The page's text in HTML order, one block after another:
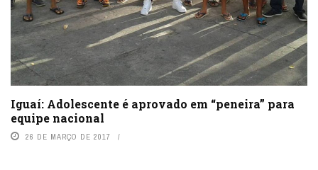
Iguaí: Adolescente é aprovado em “peneira” para
equipe nacional
26 DE MARÇO DE 2017